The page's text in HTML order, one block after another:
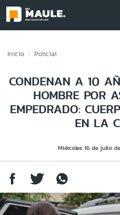
Inicio Policial
CONDENAN A 10
HOMBRE POR
EMPEDRADO:
EN LA
Miércoles 16 de julio